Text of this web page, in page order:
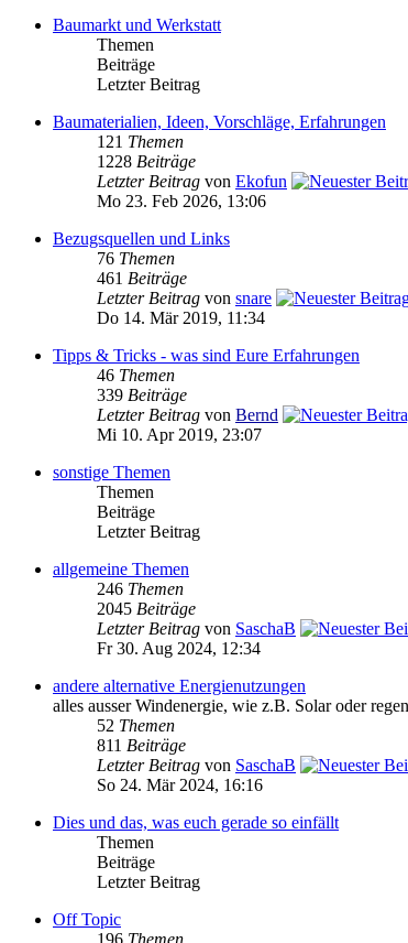
Baumarkt und Werkstatt
Themen
Beiträge
Letzter Beitrag
Baumaterialien, Ideen, Vorschläge, Erfahrungen
121 Themen
1228 Beiträge
Letzter Beitrag von Ekofun
Mo 23. Feb 2026, 13:06
Bezugsquellen und Links
76 Themen
461 Beiträge
Letzter Beitrag von snare
Do 14. Mär 2019, 11:34
Tipps & Tricks - was sind Eure Erfahrungen
46 Themen
339 Beiträge
Letzter Beitrag von Bernd
Mi 10. Apr 2019, 23:07
sonstige Themen
Themen
Beiträge
Letzter Beitrag
allgemeine Themen
246 Themen
2045 Beiträge
Letzter Beitrag von SaschaB
Fr 30. Aug 2024, 12:34
andere alternative Energienutzungen
alles ausser Windenergie, wie z.B. Solar oder
52 Themen
811 Beiträge
Letzter Beitrag von SaschaB
So 24. Mär 2024, 16:16
Dies und das, was euch gerade so einfällt
Themen
Beiträge
Letzter Beitrag
Off Topic